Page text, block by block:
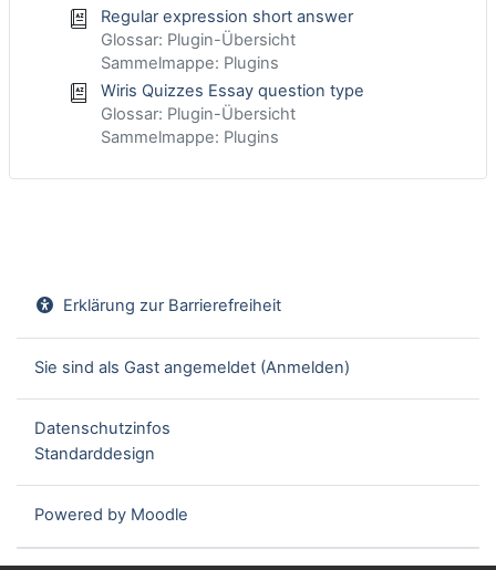
Regular expression short answer
Glossar: Plugin-Übersicht
Sammelmappe: Plugins
Wiris Quizzes Essay question type
Glossar: Plugin-Übersicht
Sammelmappe: Plugins
Erklärung zur Barrierefreiheit
Sie sind als Gast angemeldet (Anmelden)
Datenschutzinfos
Standarddesign
Powered by Moodle